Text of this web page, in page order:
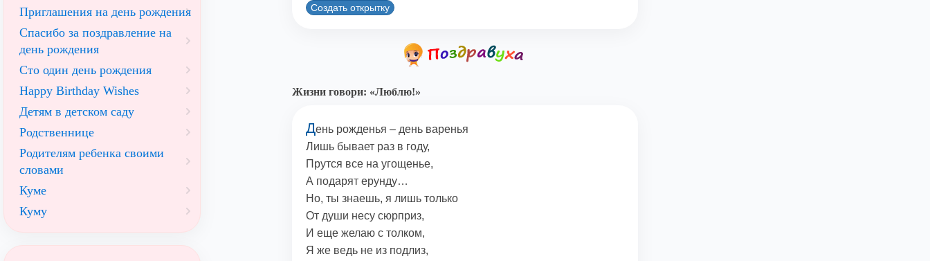
Создать открытку
Жизни говори: «Люблю!»
День рожденья – день варенья
Лишь бывает раз в году,
Прутся все на угощенье,
А подарят ерунду…
Но, ты знаешь, я лишь только
От души несу сюрприз,
И еще желаю с толком,
Я же ведь не из подлиз,
Приглашения на день рождения
Спасибо за поздравление на
день рождения
Сто один день рождения
Happy Birthday Wishes
Детям в детском саду
Родственнице
Родителям ребенка своими
словами
Куме
Куму